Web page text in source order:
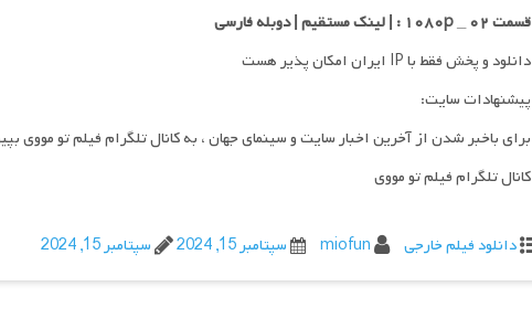
قسمت ۰۲ _ ۱۰۸۰p : | لینک مستقیم | دوبله فارسی
دانلود و پخش فقط با IP ایران امکان پذیر هست
پیشنهادات سایت:
برای باخبر شدن از آخرین اخبار سایت و سینمای جهان ، به کانال تلگرام فیلم تو مووی
کانال تلگرام فیلم تو مووی
دانلود فیلم خارجی miofun سپتامبر 15, 2024 سپتامبر 15, 2024